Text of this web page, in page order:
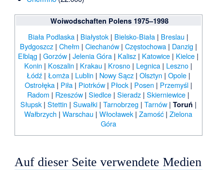
Woiwodschaften Polens 1975–1998
Biała Podlaska | Białystok | Bielsko-Biała | Breslau |
Bydgoszcz| Chełm | Ciechanów| Częstochowa| Danzig |
Elbląg |Gorzów |Jelenia Góra | Kalisz | Katowice | Kielce |
Konin | Koszalin | Krakau | Krosno | Legnica | Leszno |
Łódź| Łomża| Lublin | Nowy Sącz| Olsztyn | Opole|
Ostrołęka| Piła| Piotrków| Płock| Posen | Przemyśl|
Radom | Rzeszów |Siedlce |Sieradz |Skierniewice |
Słupsk| Stettin | Suwałki| Tarnobrzeg | Tarnów| Toruń |
Wałbrzych |Warschau |Włocławek |Zamość |Zielona
Góra
Auf dieser Seite verwendete Medien